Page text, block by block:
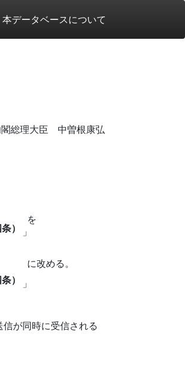
本データベースについて
閣総理大臣 中曽根康弘
） 」
を
） 」
に改める。
が同時に受信される